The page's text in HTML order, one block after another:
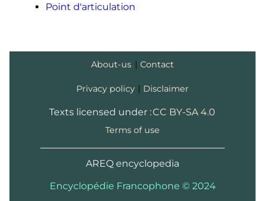
Point d'articulation
About-us | Contact
Privacy policy Disclaimer
Texts licensed under :CC BY-SA 4.0
Terms of use
AREQ encyclopedia
Encyclopédie Francophone © 2024